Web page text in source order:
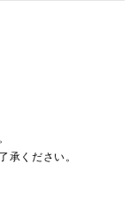
承ください。